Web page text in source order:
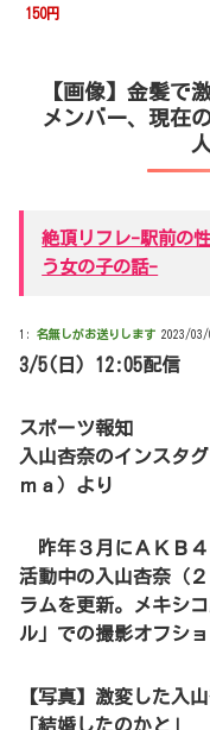
150円
【画像】金髪で
メンバー、現在
絶頂リフレ-駅前の
う女の子の話-
1: 名無しがお送りします 2023/
3/5(日) 12:05配信
スポーツ報知
入山杏奈のインスタ
ｍａ）より
昨年３月にＡＫＢ４
活動中の入山杏奈（
ラムを更新。メキシ
ル」での撮影オフシ
【写真】激変した入
「結婚したのかと」